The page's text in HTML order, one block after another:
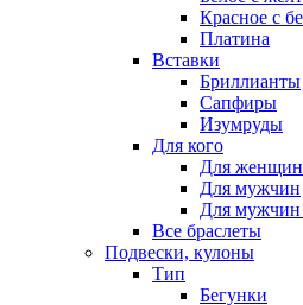
Красное с
Платина
Вставки
Бриллианты
Сапфиры
Изумруды
Для кого
Для женщин
Для мужчин
Для
Все браслеты
Подвески, кулоны
Тип
Бегунки